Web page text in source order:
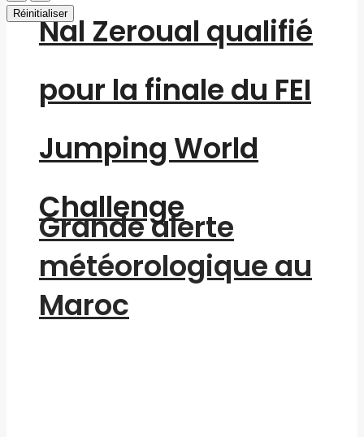
Grande alerte
météorologique au
Maroc
Nal Zeroual qualifié
pour la finale du FEI
Jumping World
Challenge
Réinitialiser